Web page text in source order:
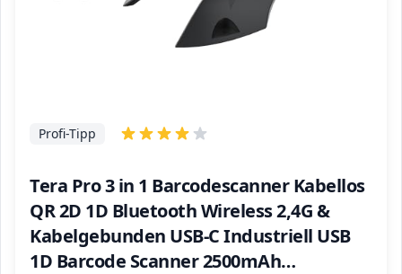
Tera Pro 3 in 1 Barcodescanner Kabellos
QR 2D 1D Bluetooth Wireless 2,4G &
Kabelgebunden USB-C Industriell USB
1D Barcode Scanner 2500mAh
Profi-Tipp